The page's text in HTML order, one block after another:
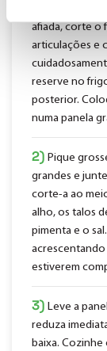
afiada, corte o
articulações e
reserve no
posterior.
numa panela
2) Pique
grandes e
corte-a ao
alho, os talos
pimenta e o
acrescentando
estiverem
3) Leve a
reduza
baixa.